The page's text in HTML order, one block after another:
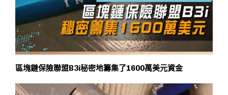
區塊鏈保險聯盟B3i秘密地籌集了1600萬美元資金